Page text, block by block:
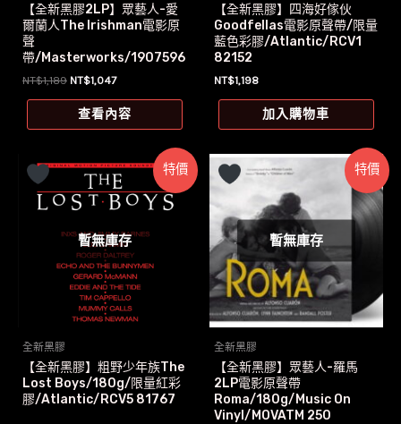
【全新黑膠2LP】眾藝人-愛
爾蘭人The Irishman電影原
聲
帶/Masterworks/1907596
9471
NT$1,189 原
價
格：
NT$1,047目
價
格：
查看內容
【全新黑膠】四海好傢伙
Goodfellas電影原聲帶/限量
藍色彩膠/Atlantic/RCV1
82152
NT$1,198
加入購物車
特價
暫無庫存
全新黑膠
【全新黑膠】粗野少年族The
Lost Boys/180g/限量紅彩
膠/Atlantic/RCV5 81767
特價
暫無庫存
全新黑膠
【全新黑膠】眾藝人-羅馬
2LP電影原聲帶
Roma/180g/Music On
Vinyl/MOVATM 250